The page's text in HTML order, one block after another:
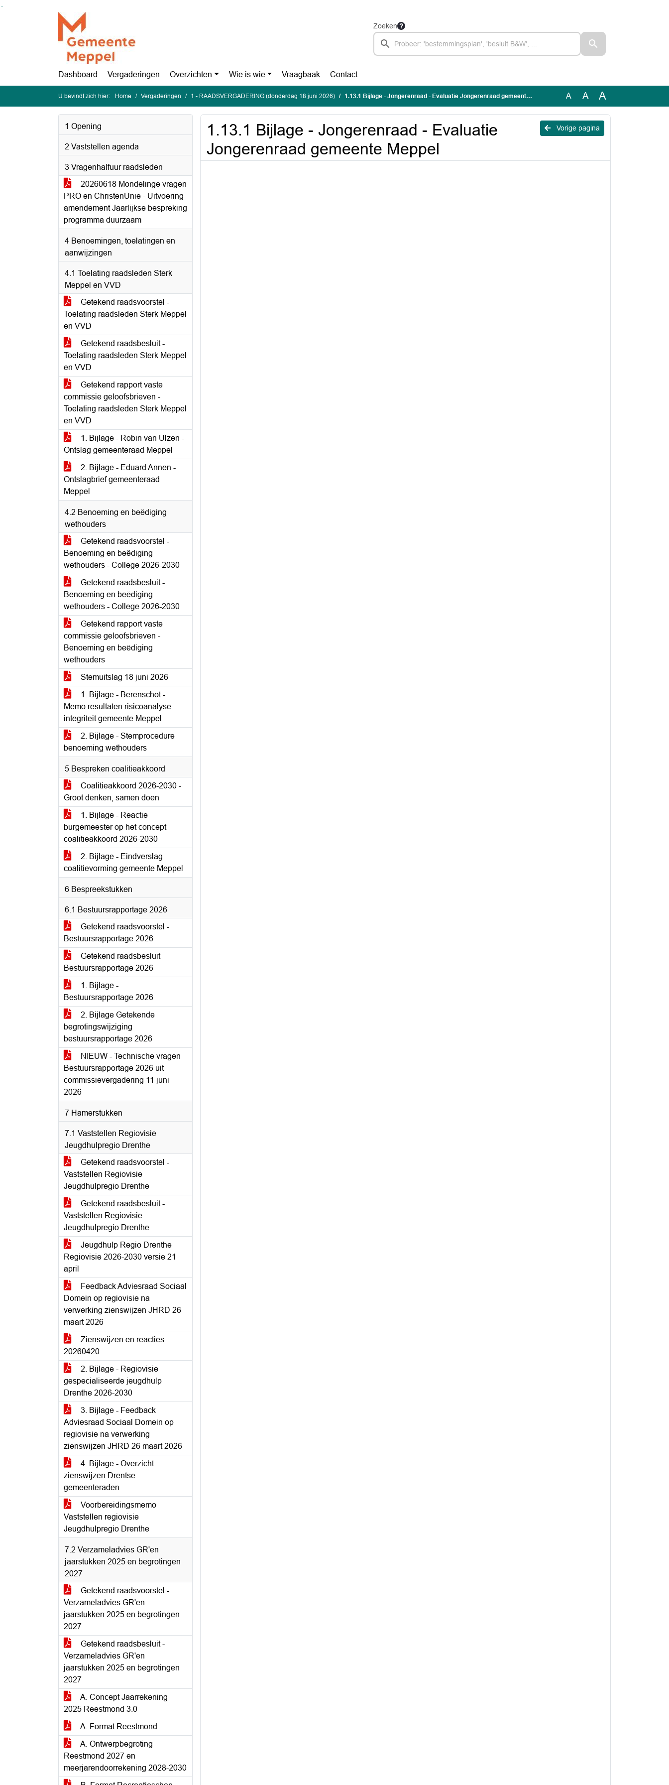
Ga naar de inhoud van deze pagina
Ga naar het zoeken
Ga naar het menu
Zoeken
Dashboard Vergaderingen Overzichten Wie is wie Vraagbaak Contact
U bevindt zich hier: Home Vergaderingen 1 - RAADSVERGADERING (donderdag 18 juni 2026) 1.13.1 Bijlage - Jongerenraad - Evaluatie Jongerenraad gemeente Meppel A A A
1 Opening
2 Vaststellen agenda
3 Vragenhalfuur raadsleden
20260618 Mondelinge vragen
PRO en ChristenUnie - Uitvoering
amendement Jaarlijkse bespreking
programma duurzaam
4 Benoemingen, toelatingen en
aanwijzingen
4.1 Toelating raadsleden Sterk
Meppel en VVD
Getekend raadsvoorstel -
Toelating raadsleden Sterk Meppel
en VVD
Getekend raadsbesluit -
Toelating raadsleden Sterk Meppel
en VVD
Getekend rapport vaste
commissie geloofsbrieven -
Toelating raadsleden Sterk Meppel
en VVD
1. Bijlage - Robin van Ulzen -
Ontslag gemeenteraad Meppel
2. Bijlage - Eduard Annen -
Ontslagbrief gemeenteraad
Meppel
4.2 Benoeming en beëdiging
wethouders
Getekend raadsvoorstel -
Benoeming en beëdiging
wethouders - College 2026-2030
Getekend raadsbesluit -
Benoeming en beëdiging
wethouders - College 2026-2030
Getekend rapport vaste
commissie geloofsbrieven -
Benoeming en beëdiging
wethouders
Stemuitslag 18 juni 2026
1. Bijlage - Berenschot -
Memo resultaten risicoanalyse
integriteit gemeente Meppel
2. Bijlage - Stemprocedure
benoeming wethouders
5 Bespreken coalitieakkoord
Coalitieakkoord 2026-2030 -
Groot denken, samen doen
1. Bijlage - Reactie
burgemeester op het concept-
coalitieakkoord 2026-2030
2. Bijlage - Eindverslag
coalitievorming gemeente Meppel
6 Bespreekstukken
6.1 Bestuursrapportage 2026
Getekend raadsvoorstel -
Bestuursrapportage 2026
Getekend raadsbesluit -
Bestuursrapportage 2026
1. Bijlage -
Bestuursrapportage 2026
2. Bijlage Getekende
begrotingswijziging
bestuursrapportage 2026
NIEUW - Technische vragen
Bestuursrapportage 2026 uit
commissievergadering 11 juni
2026
7 Hamerstukken
7.1 Vaststellen Regiovisie
Jeugdhulpregio Drenthe
Getekend raadsvoorstel -
Vaststellen Regiovisie
Jeugdhulpregio Drenthe
Getekend raadsbesluit -
Vaststellen Regiovisie
Jeugdhulpregio Drenthe
Jeugdhulp Regio Drenthe
Regiovisie 2026-2030 versie 21
april
Feedback Adviesraad Sociaal
Domein op regiovisie na
verwerking zienswijzen JHRD 26
maart 2026
Zienswijzen en reacties
20260420
2. Bijlage - Regiovisie
gespecialiseerde jeugdhulp
Drenthe 2026-2030
3. Bijlage - Feedback
Adviesraad Sociaal Domein op
regiovisie na verwerking
zienswijzen JHRD 26 maart 2026
4. Bijlage - Overzicht
zienswijzen Drentse
gemeenteraden
Voorbereidingsmemo
Vaststellen regiovisie
Jeugdhulpregio Drenthe
7.2 Verzameladvies GR'en
jaarstukken 2025 en begrotingen
2027
Getekend raadsvoorstel -
Verzameladvies GR'en
jaarstukken 2025 en begrotingen
2027
Getekend raadsbesluit -
Verzameladvies GR'en
jaarstukken 2025 en begrotingen
2027
A. Concept Jaarrekening
2025 Reestmond 3.0
A. Format Reestmond
A. Ontwerpbegroting
Reestmond 2027 en
meerjarendoorrekening 2028-2030
Vorige pagina
1.13.1 Bijlage - Jongerenraad - Evaluatie
Jongerenraad gemeente Meppel